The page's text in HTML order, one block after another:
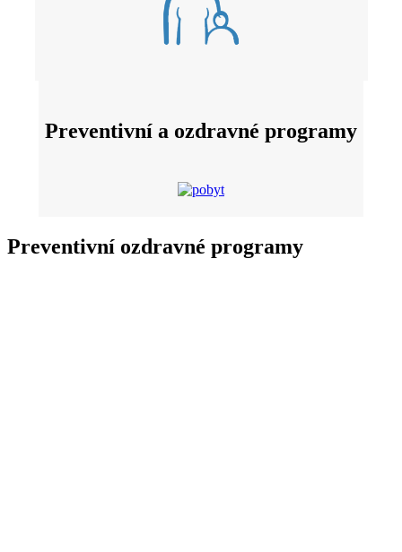
Preventivní a ozdravné programy
Preventivní ozdravné programy